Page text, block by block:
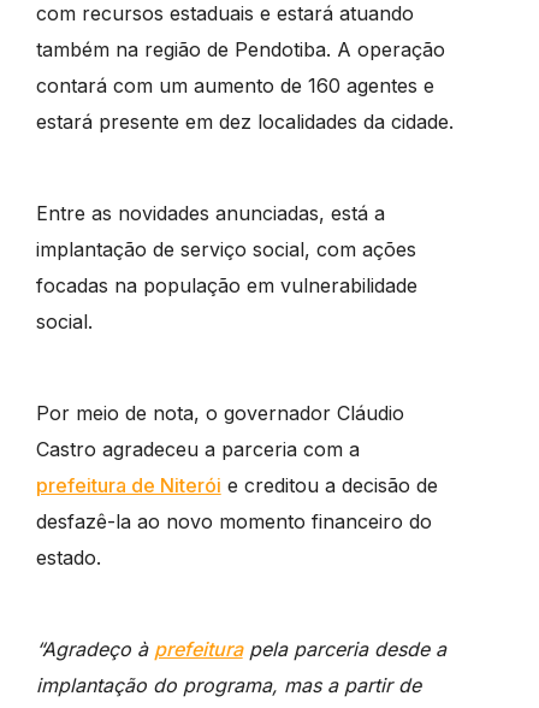
com recursos estaduais e estará atuando
também na região de Pendotiba. A operação
contará com um aumento de 160 agentes e
estará presente em dez localidades da cidade.
Entre as novidades anunciadas, está a
implantação de serviço social, com ações
focadas na população em vulnerabilidade
social.
Por meio de nota, o governador Cláudio
Castro agradeceu a parceria com a
prefeitura de Niterói e creditou a decisão de
desfazê-la ao novo momento financeiro do
estado.
“Agradeço à prefeiturapela parceria desde a
implantação do programa, mas a partir de